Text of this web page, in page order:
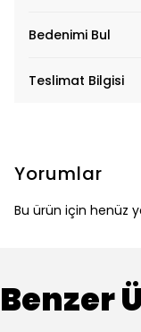
Bedenimi Bul
Teslimat Bilgisi
Yorumlar
Bu ürün için henüz
Benzer